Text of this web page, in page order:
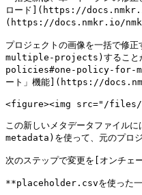
ロード](https://docs.nmkr.io/
(https://docs.nmkr.io/nmkr-
プロジェクトの画像を一括
multiple-projects)することが
policies#one-policy-for-
ート」機能](https://
<figure><img src="/files/
この新しいメタデータファ
metadata)を使って、元のプロジ
次のステップで変更を[オ
**placeholder.csvを使った一